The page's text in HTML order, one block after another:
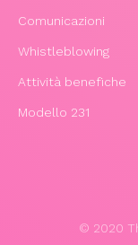
Comunicazioni
Whistleblowing
Attività benefiche
Modello 231
© 2020